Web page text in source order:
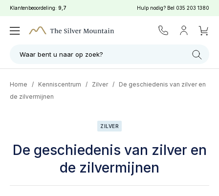
Klantenbeoordeling: 9,7 Hulp nodig? Bel 035 203 1380
Waar bent u naar op zoek?
Home / Kenniscentrum / Zilver /
De geschiedenis van zilver en
de zilvermijnen
ZILVER
De geschiedenis van zilver en
de zilvermijnen